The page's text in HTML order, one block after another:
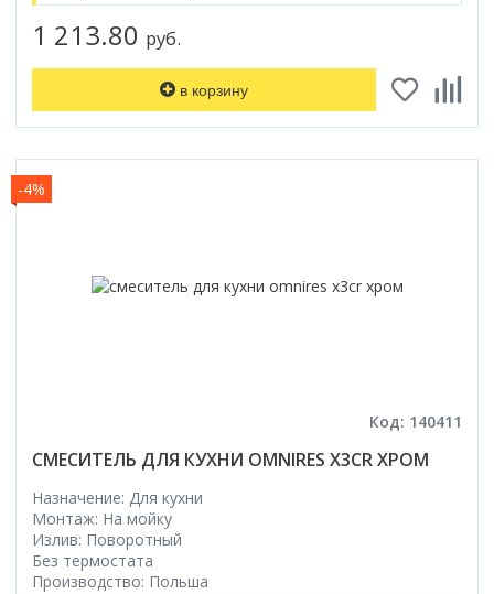
1 213.80 руб.
в корзину
-4%
Код: 140411
СМЕСИТЕЛЬ ДЛЯ КУХНИ OMNIRES X3CR ХРОМ
Назначение: Для кухни
Монтаж: На мойку
Излив: Поворотный
Без термостата
Производство: Польша